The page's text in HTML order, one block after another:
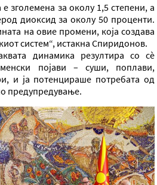
зголемена за околу 1,5 степени, а
диоксид за околу 50 проценти.
на овие промени, која создава
систем“, истакна Спиридонов.
динамика резултира со сè
појави – суши, поплави,
и ја потенцираше потребата од
предупредување.